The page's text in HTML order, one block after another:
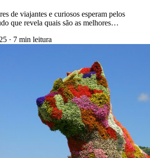
de viajantes e curiosos esperam pelos
que revela quais são as melhores…
· 7 min leitura